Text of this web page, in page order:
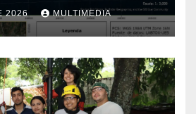
2026 MULTIMEDIA